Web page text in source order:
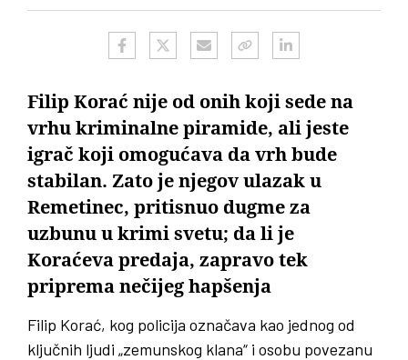
Filip Korać nije od onih koji sede na
vrhu kriminalne piramide, ali jeste
igrač koji omogućava da vrh bude
stabilan. Zato je njegov ulazak u
Remetinec, pritisnuo dugme za
uzbunu u krimi svetu; da li je
Koraćeva predaja, zapravo tek
priprema nečijeg hapšenja
Filip Korać, kog policija označava kao jednog od
ključnih ljudi „zemunskog klana“ i osobu povezanu